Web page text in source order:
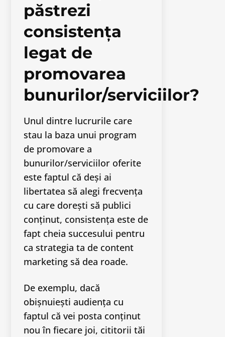
păstrezi
consistența
legat de
promovarea
bunurilor/serviciilor?
Unul dintre lucrurile care
stau la baza unui program
de promovare a
bunurilor/serviciilor oferite
este faptul că deși ai
libertatea să alegi frecvența
cu care dorești să publici
conținut, consistența este de
fapt cheia succesului pentru
ca strategia ta de content
marketing să dea roade.
De exemplu, dacă
obișnuiești audiența cu
faptul că vei posta conținut
nou în fiecare joi, cititorii tăi